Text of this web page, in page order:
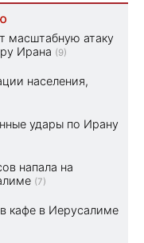
масштабную атаку
Ирана (9)
населения,
удары по Ирану
напала на
(7)
кафе в Иерусалиме